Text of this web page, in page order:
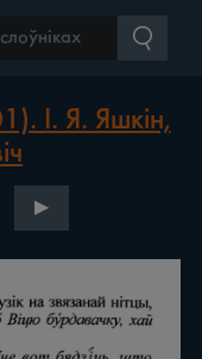
І. Я. Яшкін,
▶